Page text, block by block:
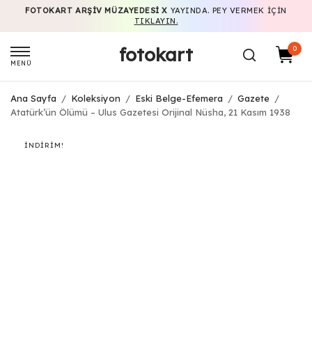
FOTOKART ARŞIV MÜZAYEDESI X YAYINDA. PEY VERMEK IÇIN
TIKLAYIN.
MENÜ fotokart 0
Ana Sayfa / Koleksiyon / Eski Belge-Efemera / Gazete /
Atatürk’ün Ölümü – Ulus Gazetesi Orijinal Nüsha, 21 Kasım 1938
İNDIRIM!